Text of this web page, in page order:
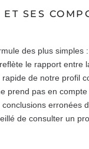
SES
des plus simples :
le rapport entre
de notre profil
prend pas en
conclusions
de consulter un